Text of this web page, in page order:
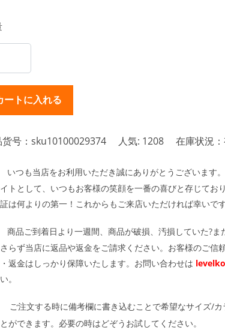
货号：sku10100029374 人気: 1208 在庫状況：
いつも当店をお利用いただき誠にありがとうございます
トとして、いつもお客様の笑顔を一番の喜びと存じてお
は何よりの第一！これからもご来店いただければ幸いです
商品ご到着日より一週間、商品が破損、汚損していた?
らず当店に返品や返金をご請求ください。お客様のご信
返金はしっかり保障いたします。お問い合わせは
。
ご注文する時に備考欄に書き込むことで希望なサイズ/
ができます。必要の時はどぞうお試してください。